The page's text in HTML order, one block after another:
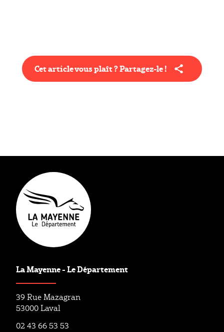
Cet article vous plaît ? Partagez-le !
La Mayenne - Le Département
39 Rue Mazagran
53000 Laval
02 43 66 53 53